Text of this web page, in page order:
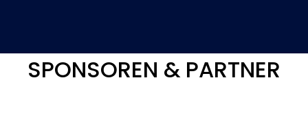
SPONSOREN & PARTNER